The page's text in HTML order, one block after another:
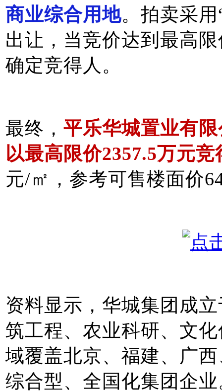
商业综合用地。 拍卖采用
出让，当竞价达到最高
确定竞得人。
最终， 平乐华城置业有
以最高限价2357.5万元
元/㎡，参考可售楼面价
资料显示， 华城集团成
筑工程、农业科研、文
域覆盖北京、福建、广
综合型、全国化集团企